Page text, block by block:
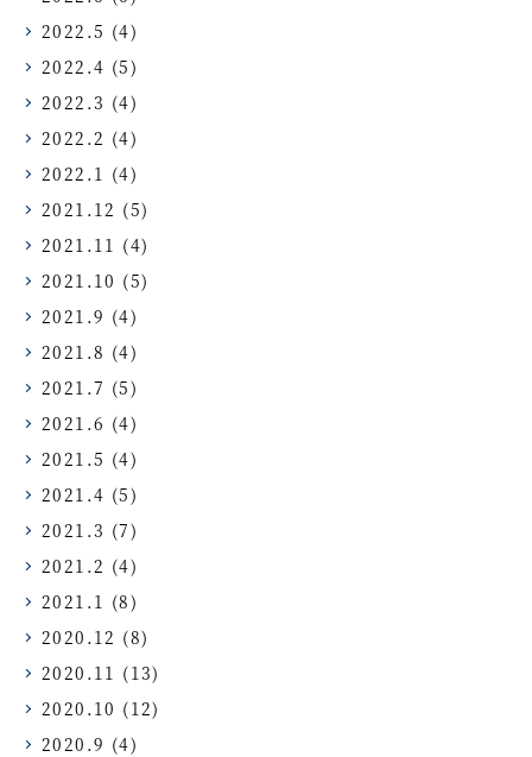
2022.5 (4)
2022.4 (5)
2022.3 (4)
2022.2 (4)
2022.1 (4)
2021.12 (5)
2021.11 (4)
2021.10 (5)
2021.9 (4)
2021.8 (4)
2021.7 (5)
2021.6 (4)
2021.5 (4)
2021.4 (5)
2021.3 (7)
2021.2 (4)
2021.1 (8)
2020.12 (8)
2020.11 (13)
2020.10 (12)
2020.9 (4)